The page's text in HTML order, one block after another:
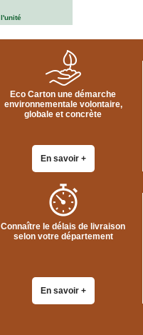
l'unité
Eco Carton une démarche
environnementale volontaire,
globale et concrète
En savoir +
Connaître le délais de livraison
selon votre département
En savoir +